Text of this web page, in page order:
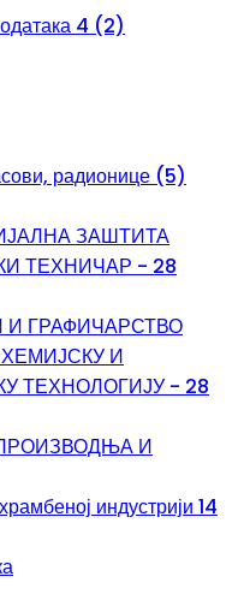
4 (2)
радионице (5)
ЗАШТИТА
ТЕХНИЧАР - 28
ГРАФИЧАРСТВО
И
ТЕХНОЛОГИЈУ - 28
И
индустрији 14